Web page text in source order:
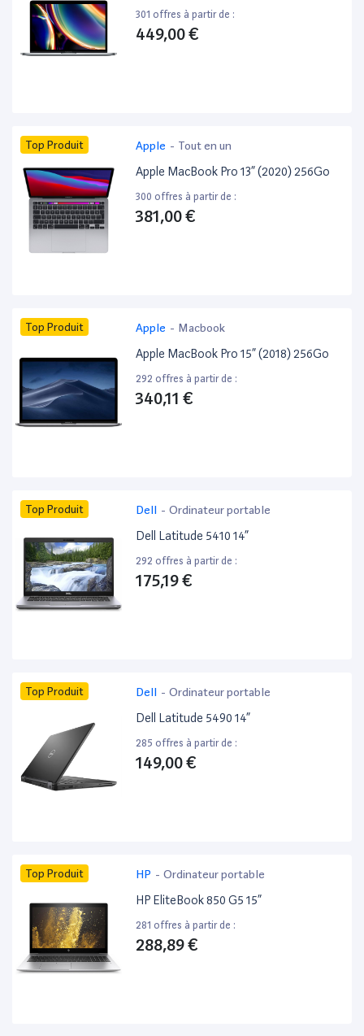
301 offres à partir de :
449,00 €
Top Produit Apple - Tout en un
Apple MacBook Pro 13” (2020) 256Go
300 offres à partir de :
381,00 €
Top Produit Apple - Macbook
Apple MacBook Pro 15” (2018) 256Go
292 offres à partir de :
340,11 €
Top Produit Dell - Ordinateur portable
Dell Latitude 5410 14”
292 offres à partir de :
175,19 €
Top Produit Dell - Ordinateur portable
Dell Latitude 5490 14”
285 offres à partir de :
149,00 €
Top Produit HP - Ordinateur portable
HP EliteBook 850 G5 15”
281 offres à partir de :
288,89 €